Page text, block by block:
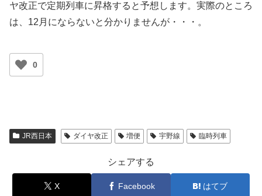
ヤ改正で定期列車に昇格すると予想します。実際のところ
は、12月にならないと分かりませんが・・・。
0
JR西日本 ダイヤ改正 増便 宇野線 臨時列車
シェアする
X Facebook はてブ